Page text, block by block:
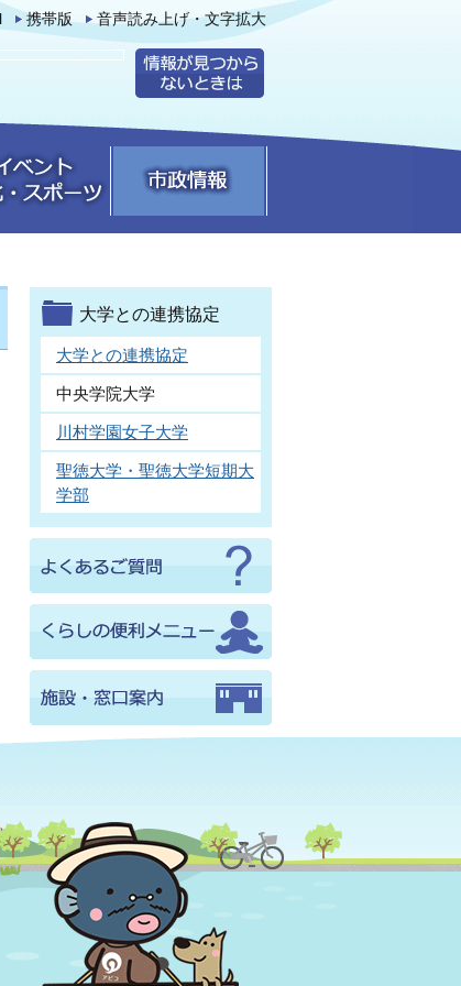
携帯版 音声読み上げ・文字拡大
大学との連携協定
大学との連携協定
中央学院大学
川村学園女子大学
聖徳大学・聖徳大学短期大
学部